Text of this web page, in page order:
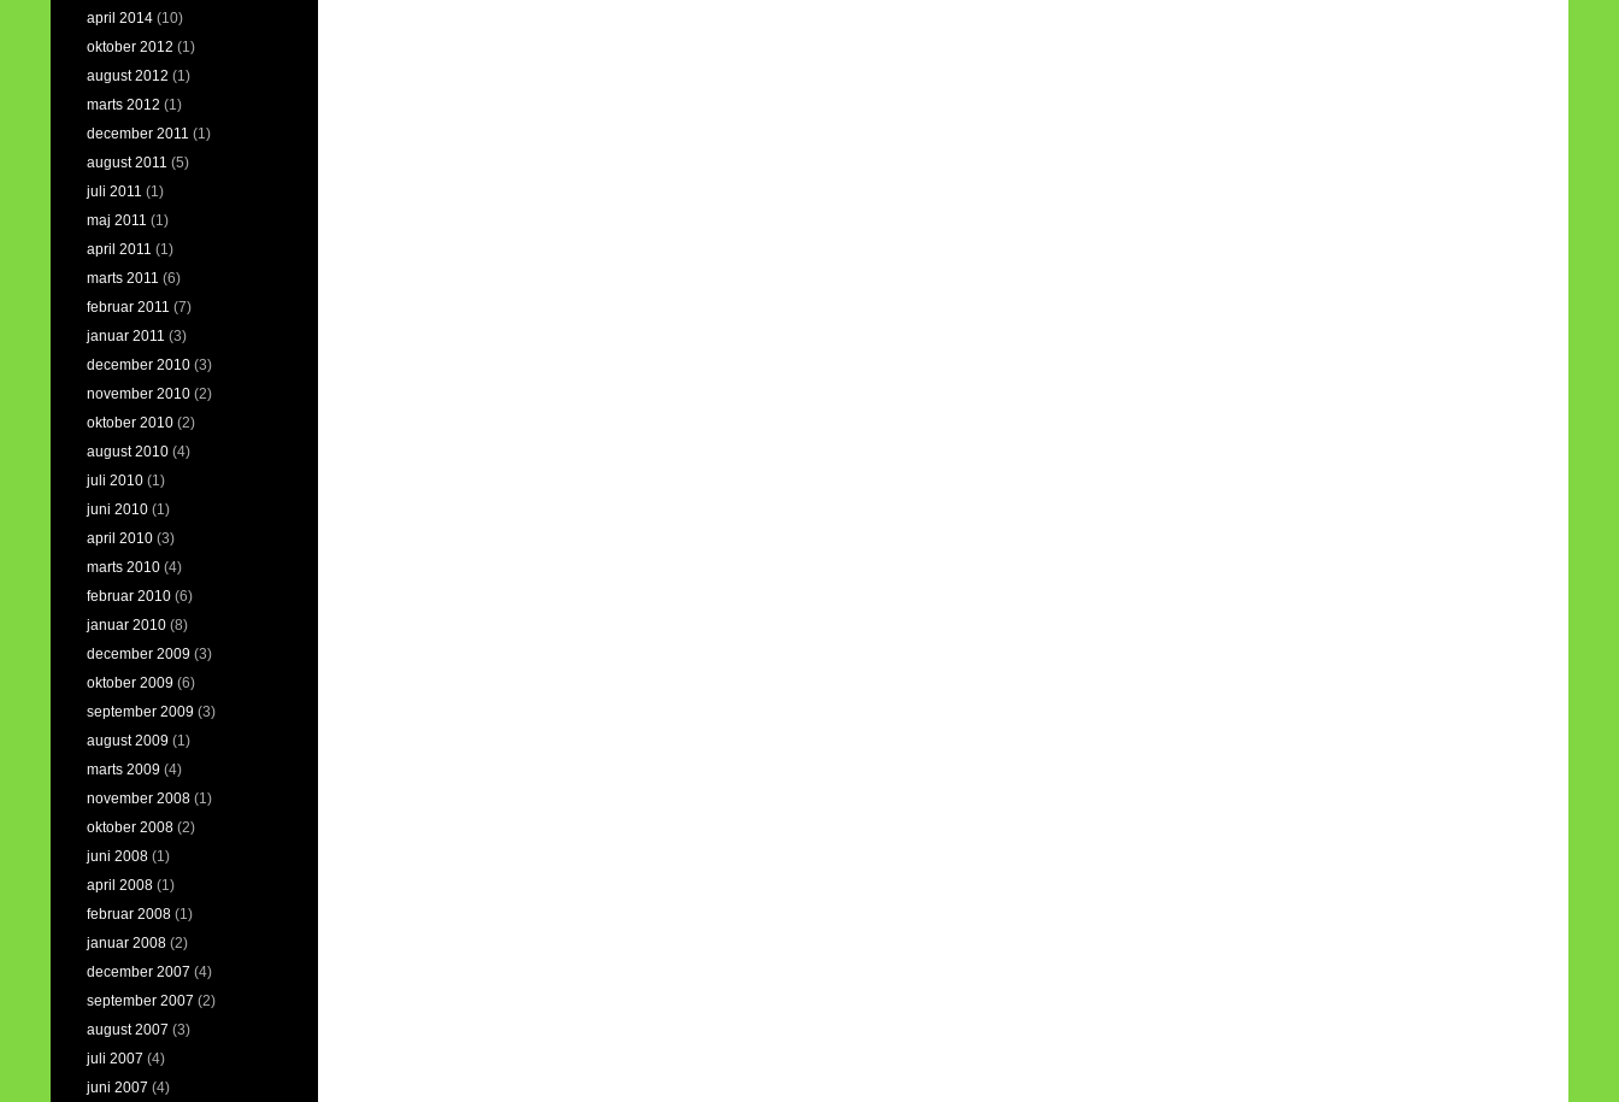
april 2014 (10)
oktober 2012 (1)
august 2012 (1)
marts 2012 (1)
december 2011 (1)
august 2011 (5)
juli 2011 (1)
maj 2011 (1)
april 2011 (1)
marts 2011 (6)
februar 2011 (7)
januar 2011 (3)
december 2010 (3)
november 2010 (2)
oktober 2010 (2)
august 2010 (4)
juli 2010 (1)
juni 2010 (1)
april 2010 (3)
marts 2010 (4)
februar 2010 (6)
januar 2010 (8)
december 2009 (3)
oktober 2009 (6)
september 2009 (3)
august 2009 (1)
marts 2009 (4)
november 2008 (1)
oktober 2008 (2)
juni 2008 (1)
april 2008 (1)
februar 2008 (1)
januar 2008 (2)
december 2007 (4)
september 2007 (2)
august 2007 (3)
juli 2007 (4)
juni 2007 (4)